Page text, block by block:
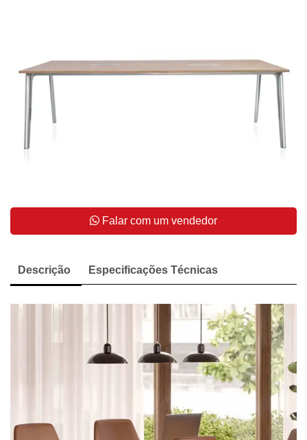
Falar com um vendedor
Descrição Especificações Técnicas